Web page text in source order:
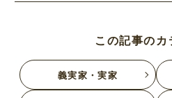
この記事のカ
義実家・実家